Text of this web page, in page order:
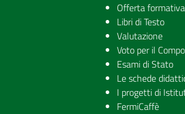
Offerta formativa
Libri di Testo
Valutazione
Voto per il
Esami di Stato
Le schede
I progetti di
FermiCaffè